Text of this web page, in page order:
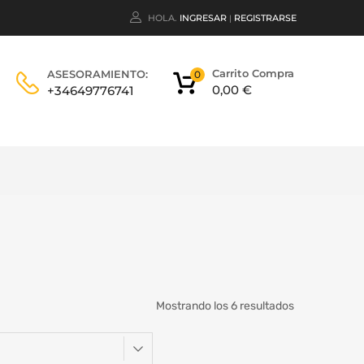
HOLA. INGRESAR | REGISTRARSE
ASESORAMIENTO:
+34649776741
Carrito Compra
0,00 €
0
Mostrando los 6 resultados